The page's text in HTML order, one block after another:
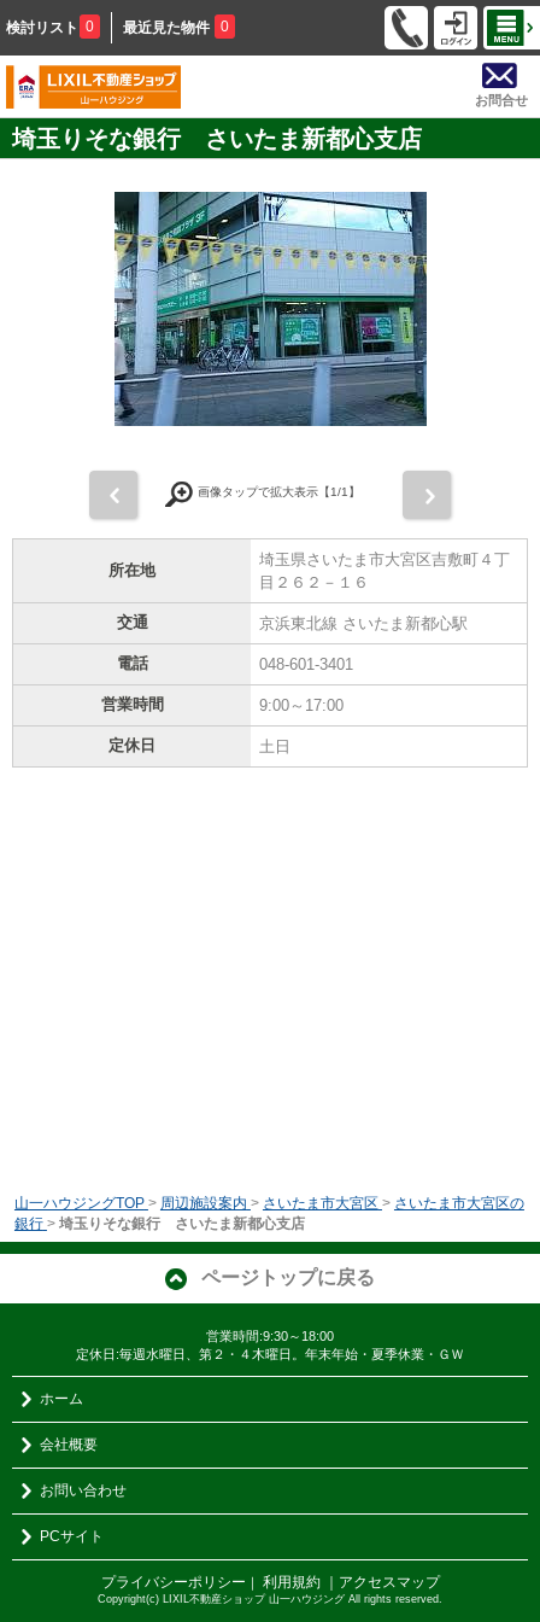
検討リスト 0 最近見た物件 0
お問合せ
埼玉りそな銀行 さいたま新都心支店
画像タップで拡大表示【1/1】
所在地
埼玉県さいたま市大宮区吉敷町４丁
目２６２－１６
交通 京浜東北線 さいたま新都心駅
電話 048-601-3401
営業時間 9:00～17:00
定休日 土日
山一ハウジングTOP > 周辺施設案内 > さいたま市大宮区 > さいたま市大宮区の
銀行 > 埼玉りそな銀行 さいたま新都心支店
ページトップに戻る
営業時間:9:30～18:00
定休日:毎週水曜日、第２・４木曜日。年末年始・夏季休業・ＧＷ
ホーム
会社概要
お問い合わせ
PCサイト
プライバシーポリシー ｜ 利用規約 ｜アクセスマップ
Copyright(c) LIXIL不動産ショップ 山一ハウジング All rights reserved.